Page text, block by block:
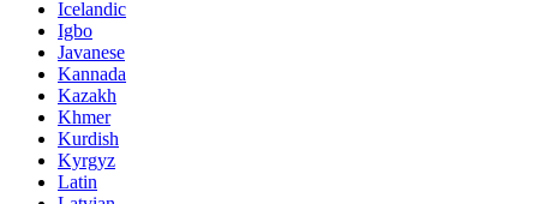
Icelandic
Igbo
Javanese
Kannada
Kazakh
Khmer
Kurdish
Kyrgyz
Latin